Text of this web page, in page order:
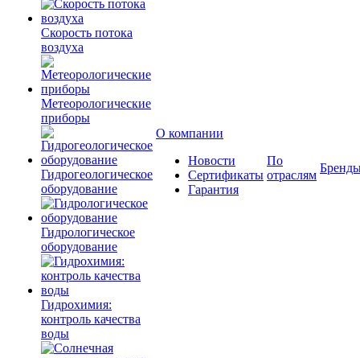
Скорость потока
воздуха
Метеорологические
приборы
Гидрогеологическое
оборудование
Гидрологическое
оборудование
Гидрохимия:
контроль качества
воды
О компании
Новости
Сертификаты
Гарантия
По
отраслям